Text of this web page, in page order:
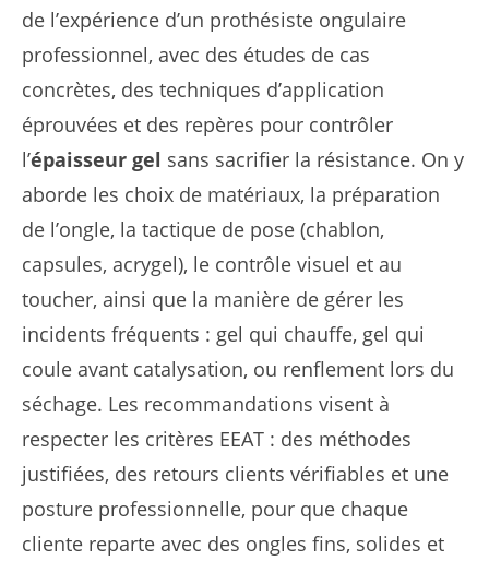
de l’expérience d’un prothésiste ongulaire
professionnel, avec des études de cas
concrètes, des techniques d’application
éprouvées et des repères pour contrôler
l’épaisseur gel sans sacrifier la résistance. On y
aborde les choix de matériaux, la préparation
de l’ongle, la tactique de pose (chablon,
capsules, acrygel), le contrôle visuel et au
toucher, ainsi que la manière de gérer les
incidents fréquents : gel qui chauffe, gel qui
coule avant catalysation, ou renflement lors du
séchage. Les recommandations visent à
respecter les critères EEAT : des méthodes
justifiées, des retours clients vérifiables et une
posture professionnelle, pour que chaque
cliente reparte avec des ongles fins, solides et